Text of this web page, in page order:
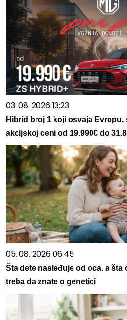
03. 08. 2026 13:23
Hibrid broj 1 koji osvaja Evropu,
akcijskoj ceni od 19.990€ do
05. 08. 2026 06:45
Šta dete nasleđuje od oca, a šta
treba da znate o genetici